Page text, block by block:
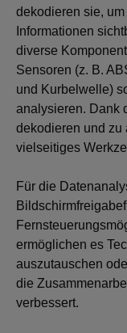
dekodieren sie,
Informationen
diverse
Sensoren (z. B.
und Kurbelwelle)
analysieren. Dank
dekodieren und zu
vielseitiges
Für die
ermöglichen es
auszutauschen
die
verbessert.